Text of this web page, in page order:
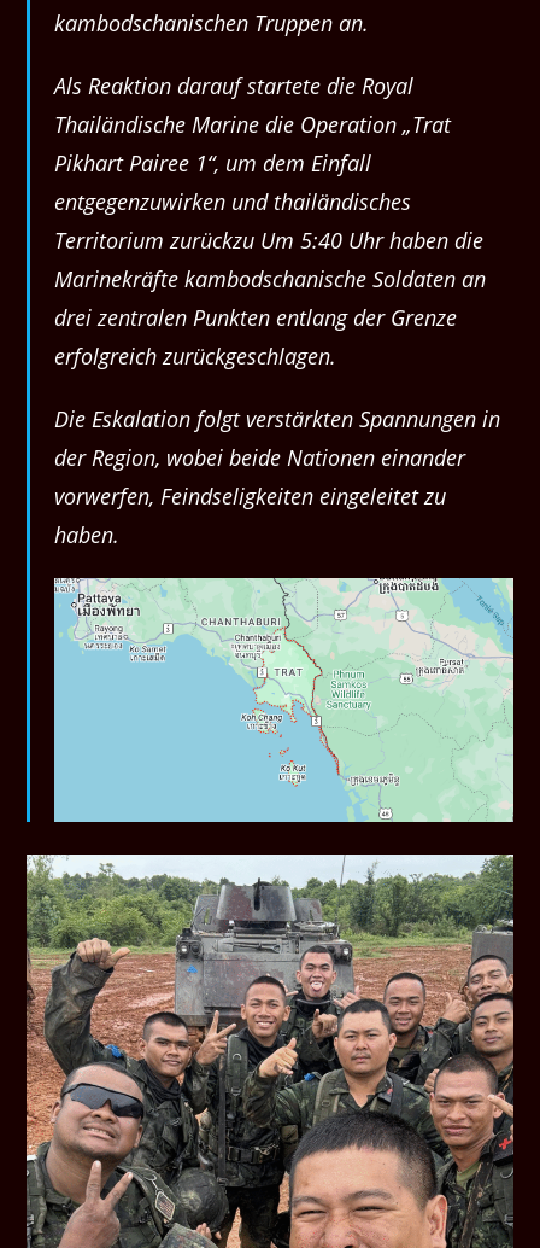
kambodschanischen Truppen an.
Als Reaktion darauf startete die Royal
Thailändische Marine die Operation „Trat
Pikhart Pairee 1“, um dem Einfall
entgegenzuwirken und thailändisches
Territorium zurückzu Um 5:40 Uhr haben die
Marinekräfte kambodschanische Soldaten an
drei zentralen Punkten entlang der Grenze
erfolgreich zurückgeschlagen.
Die Eskalation folgt verstärkten Spannungen in
der Region, wobei beide Nationen einander
vorwerfen, Feindseligkeiten eingeleitet zu
haben.